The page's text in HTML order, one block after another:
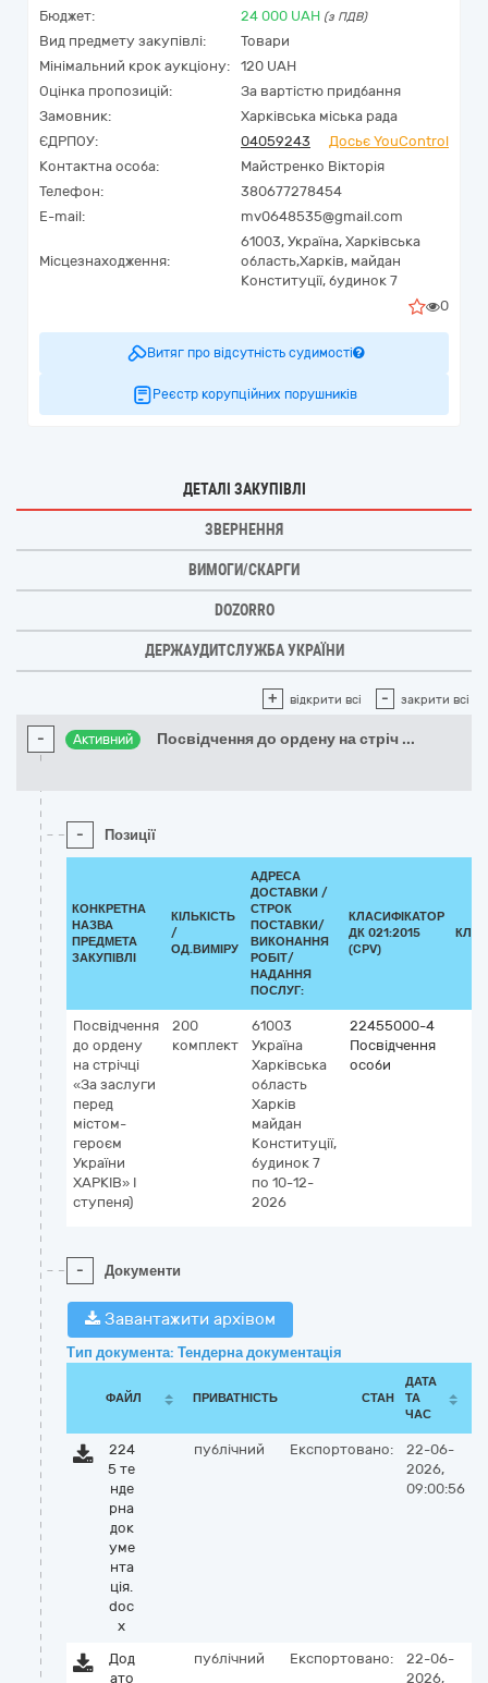
Бюджет: 24 000 UAH (з ПДВ)
Вид предмету закупівлі:
Товари
Мінімальний крок аукціону:
120 UAH
Оцінка пропозицій:
За вартістю придбання
Замовник:
Харківська міська рада
ЄДРПОУ:
04059243
Досьє YouControl
Контактна особа:
Майстренко Вікторія
Телефон:
380677278454
E-mail:
mv0648535@gmail.com
Місцезнаходження:
61003, Україна, Харківська
область,Харків, майдан
Конституції, будинок 7
0
Витяг про відсутність судимості
Реєстр корупційних порушників
ДЕТАЛІ ЗАКУПІВЛІ
ЗВЕРНЕННЯ
ВИМОГИ/СКАРГИ
DOZORRO
ДЕРЖАУДИТСЛУЖБА УКРАЇНИ
+ відкрити всі - закрити всі
- Активний Посвідчення до ордену на стріч ...
- Позиції
КОНКРЕТНА
НАЗВА
ПРЕДМЕТА
ЗАКУПІВЛІ
КІЛЬКІСТЬ
/
ОД.ВИМІРУ
АДРЕСА
ДОСТАВКИ /
СТРОК
ПОСТАВКИ/
ВИКОНАННЯ
РОБІТ/
НАДАННЯ
ПОСЛУГ:
КЛАСИФІКАТОР
ДК 021:2015
(CPV)
Посвідчення
до ордену
на стрічці
«За заслуги
перед
містом-
героєм
України
ХАРКІВ» I
ступеня)
200
комплект
61003
Україна
Харківська
область
Харків
майдан
Конституції,
будинок 7
по 10-12-
2026
22455000-4
Посвідчення
особи
- Документи
Завантажити архівом
Тип документа: Тендерна документація
ФАЙЛ ПРИВАТНІСТЬ СТАН
ДАТА
ТА
ЧАС
224
5 те
нде
рна
док
уме
нта
ція.
doc
x
публічний Експортовано:
22-06-
2026,
09:00:56
Дод
ато
публічний Експортовано:
22-06-
2026,